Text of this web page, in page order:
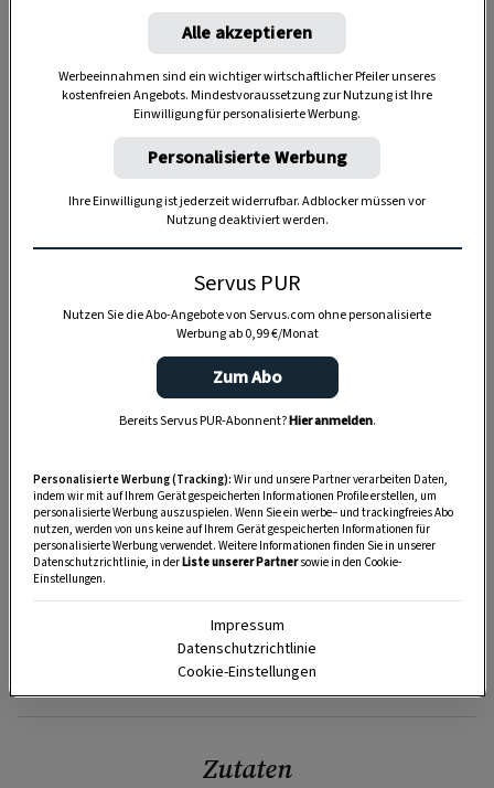
Anzeige
SPEICHERN DRUCKEN
Zutaten
Alle akzeptieren
Werbeeinnahmen sind ein wichtiger wirtschaftlicher Pfeiler unseres
kostenfreien Angebots. Mindestvoraussetzung zur Nutzung ist Ihre
Einwilligung für personalisierte Werbung.
Personalisierte Werbung
Ihre Einwilligung ist jederzeit widerrufbar. Adblocker müssen vor
Nutzung deaktiviert werden.
Servus PUR
Nutzen Sie die Abo-Angebote von Servus.com ohne personalisierte
Werbung ab 0,99 €/Monat
Zum Abo
Bereits Servus PUR-Abonnent?Hier anmelden.
Personalisierte Werbung (Tracking): Wir und unsere Partner verarbeiten Daten,
indem wir mit auf Ihrem Gerät gespeicherten Informationen Profile erstellen, um
personalisierte Werbung auszuspielen. Wenn Sie ein werbe– und trackingfreies Abo
nutzen, werden von uns keine auf Ihrem Gerät gespeicherten Informationen für
personalisierte Werbung verwendet. Weitere Informationen finden Sie in unserer
Datenschutzrichtlinie, in derListe unserer Partnersowie in den Cookie-
Einstellungen.
Impressum
Datenschutzrichtlinie
Cookie-Einstellungen